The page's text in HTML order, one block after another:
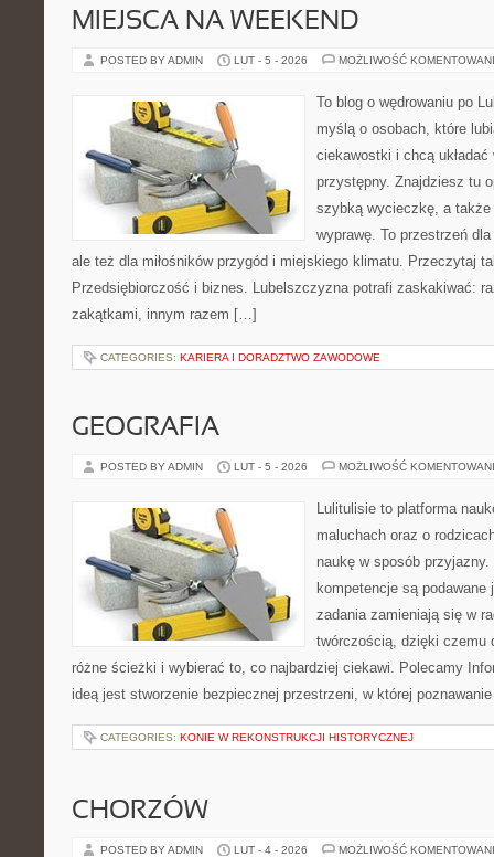
MIEJSCA NA WEEKEND
POSTED BY ADMIN LUT - 5 - 2026 MOŻLIWOŚĆ
To blog o wędrowaniu po
myślą o osobach, które
ciekawostki i chcą
przystępny. Znajdziesz tu
szybką wycieczkę, a także
wyprawę. To przestrzeń
ale też dla miłośników przygód i miejskiego klimatu. Przeczytaj
Przedsiębiorczość i biznes. Lubelszczyzna potrafi zaskakiwać:
zakątkami, innym razem […]
CATEGORIES: KARIERA I DORADZTWO ZAWODOWE
GEOGRAFIA
POSTED BY ADMIN LUT - 5 - 2026 MOŻLIWOŚĆ
Lulitulisie to platforma
maluchach oraz o
naukę w sposób
kompetencje są
zadania zamieniają się w
twórczością, dzięki czemu
różne ścieżki i wybierać to, co najbardziej ciekawi. Polecamy
ideą jest stworzenie bezpiecznej przestrzeni, w której
CATEGORIES: KONIE W REKONSTRUKCJI HISTORYCZNEJ
CHORZÓW
POSTED BY ADMIN LUT - 4 - 2026 MOŻLIWOŚĆ